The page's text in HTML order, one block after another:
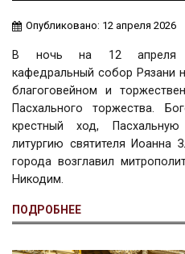
Опубликовано: 12 апреля 2026
В ночь на 12 апреля в
кафедральный собор Рязани
благоговейном и
Пасхального торжества.
крестный ход,
литургию святителя Иоанна
города возглавил
Никодим.
ПОДРОБНЕЕ